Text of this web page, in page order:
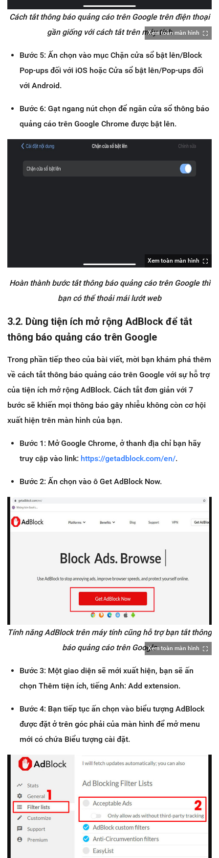
Xem toàn màn hình
Cách tắt thông báo quảng cáo trên Google trên điện thoại
gần giống với cách tắt trên máy tính
Bước 5: Ấn chọn vào mục Chặn cửa sổ bật lên/Block
Pop-ups đối với iOS hoặc Cửa sổ bật lên/Pop-ups đối
với Android.
Bước 6: Gạt ngang nút chọn để ngăn cửa sổ thông báo
quảng cáo trên Google Chrome được bật lên.
Xem toàn màn hình
Hoàn thành bước tắt thông báo quảng cáo trên Google thì
bạn có thể thoải mái lướt web
3.2. Dùng tiện ích mở rộng AdBlock để tắt
thông báo quảng cáo trên Google
Trong phần tiếp theo của bài viết, mời bạn khám phá thêm
về cách tắt thông báo quảng cáo trên Google với sự hỗ trợ
của tiện ích mở rộng AdBlock. Cách tắt đơn giản với 7
bước sẽ khiến mọi thông báo gây nhiễu không còn cơ hội
xuất hiện trên màn hình của bạn.
Bước 1: Mở Google Chrome, ở thanh địa chỉ bạn hãy
truy cập vào link: https://getadblock.com/en/.
Bước 2: Ấn chọn vào ô Get AdBlock Now.
Xem toàn màn hình
Tính năng AdBlock trên máy tính cũng hỗ trợ bạn tắt thông
báo quảng cáo trên Google
Bước 3: Một giao diện sẽ mới xuất hiện, bạn sẽ ấn
chọn Thêm tiện ích, tiếng Anh: Add extension.
Bước 4: Bạn tiếp tục ấn chọn vào biểu tượng AdBlock
được đặt ở trên góc phải của màn hình để mở menu
mới có chứa Biểu tượng cài đặt.